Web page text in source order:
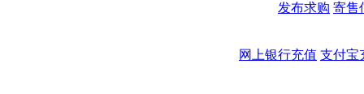
发布求购 寄售
网上银行充值 支付宝